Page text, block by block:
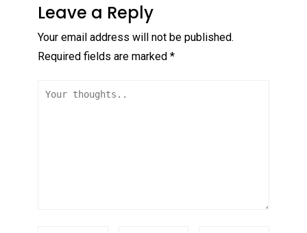
Leave a Reply
Your email address will not be published.
Required fields are marked *